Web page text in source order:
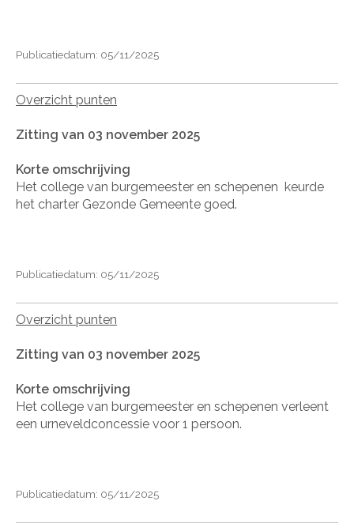
Publicatiedatum: 05/11/2025
Overzicht punten
Zitting van 03 november 2025
Korte omschrijving
Het college van burgemeester en schepenen keurde
het charter Gezonde Gemeente goed.
Publicatiedatum: 05/11/2025
Overzicht punten
Zitting van 03 november 2025
Korte omschrijving
Het college van burgemeester en schepenen verleent
een urneveldconcessie voor 1 persoon.
Publicatiedatum: 05/11/2025